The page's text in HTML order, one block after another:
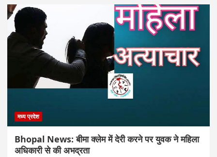
मध्य प्रदेश
Bhopal News: बीमा क्लेम में देरी करने पर युवक ने महिला
अधिकारी से की अभद्रता